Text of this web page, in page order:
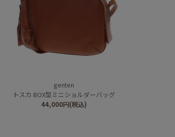
genten
トスカ BOX型ミニショルダーバッグ
44,000円(税込)